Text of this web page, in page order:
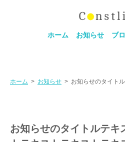
ホーム お知らせ ブ
ホーム > お知らせ > お知らせのタイト
お知らせのタイトルテキ